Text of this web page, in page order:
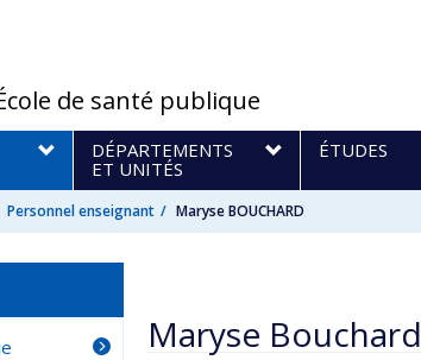
de santé publique
DÉPARTEMENTS
ET UNITÉS
ÉTUDES
Personnel enseignant Maryse BOUCHARD
Maryse Bouchard